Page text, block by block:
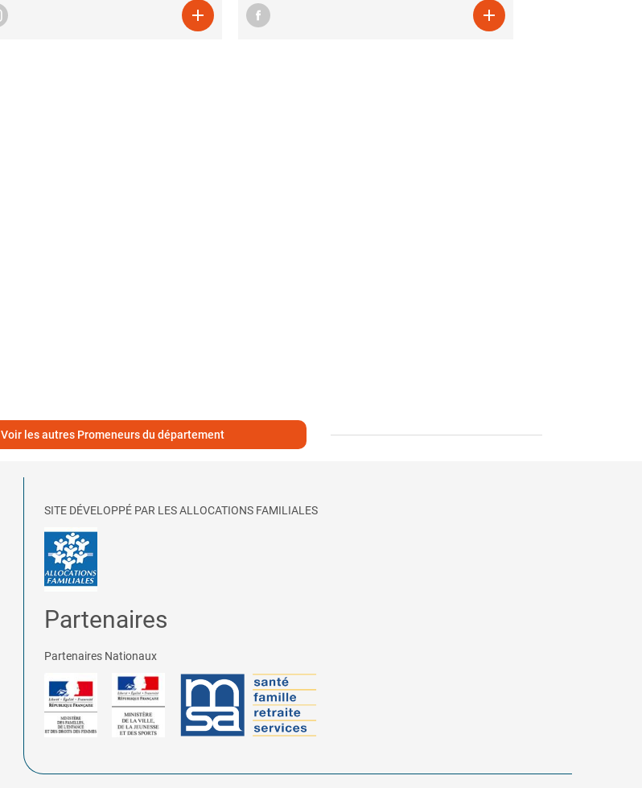
 
Voir les autres Promeneurs du département
SITE DÉVELOPPÉ PAR LES ALLOCATIONS FAMILIALES
Partenaires
Partenaires Nationaux